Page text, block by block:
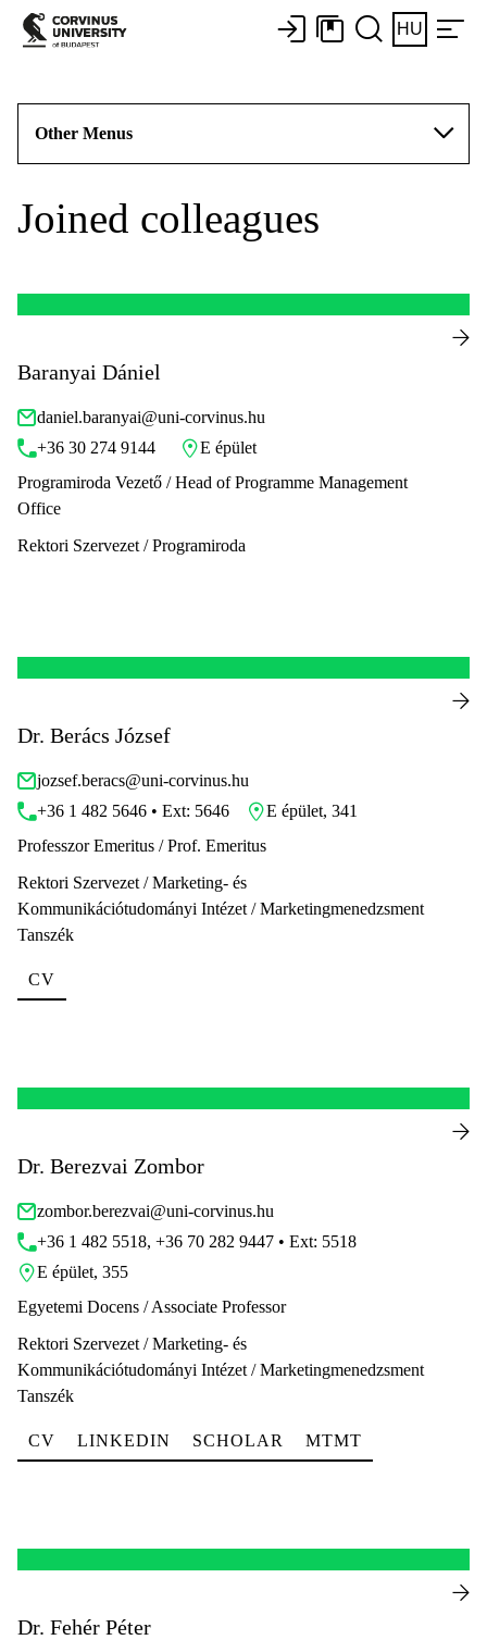
HU
Other Menus
Joined colleagues
Baranyai Dániel
daniel.baranyai@uni-corvinus.hu
+36 30 274 9144
E épület
Programiroda Vezető / Head of Programme Management
Office
Rektori Szervezet / Programiroda
Dr. Berács József
jozsef.beracs@uni-corvinus.hu
+36 1 482 5646 • Ext: 5646
E épület, 341
Professzor Emeritus / Prof. Emeritus
Rektori Szervezet / Marketing- és
Kommunikációtudományi Intézet / Marketingmenedzsment
Tanszék
CV
Dr. Berezvai Zombor
zombor.berezvai@uni-corvinus.hu
+36 1 482 5518, +36 70 282 9447 • Ext: 5518
E épület, 355
Egyetemi Docens / Associate Professor
Rektori Szervezet / Marketing- és
Kommunikációtudományi Intézet / Marketingmenedzsment
Tanszék
CV LINKEDIN SCHOLAR MTMT
Dr. Fehér Péter